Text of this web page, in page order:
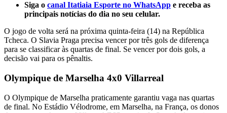
Siga o canal Itatiaia Esporte no WhatsApp e receba as
principais notícias do dia no seu celular.
O jogo de volta será na próxima quinta-feira (14) na República
Tcheca. O Slavia Praga precisa vencer por três gols de diferença
para se classificar às quartas de final. Se vencer por dois gols, a
decisão vai para os pênaltis.
Olympique de Marselha 4x0 Villarreal
O Olympique de Marselha praticamente garantiu vaga nas quartas
de final. No Estádio Vélodrome, em Marselha, na França, os donos